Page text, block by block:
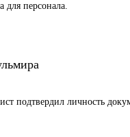
для персонала.
подтвердил личность